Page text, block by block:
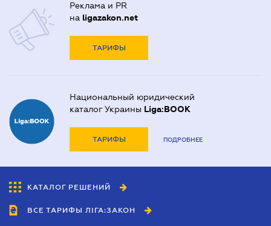
Реклама и PR
на ligazakon.net
ТАРИФЫ
Национальный юридический
каталог Украины Liga:BOOK
ТАРИФЫ ПОДРОБНЕЕ
КАТАЛОГ РЕШЕНИЙ
ВСЕ ТАРИФЫ ЛІГА:ЗАКОН